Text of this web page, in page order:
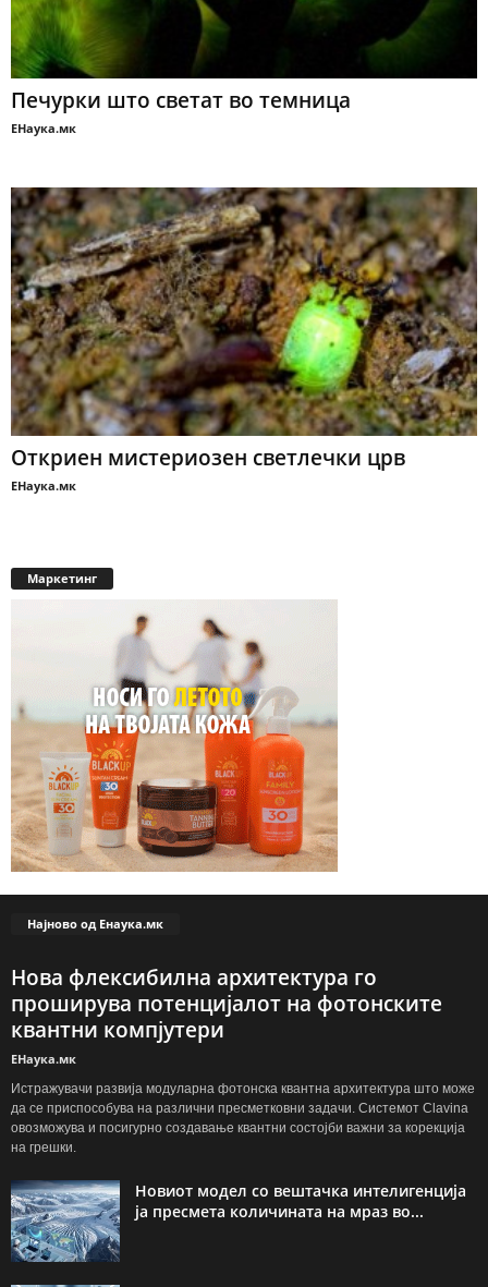
Печурки што светат во темница
ЕНаука.мк
Откриен мистериозен светлечки црв
ЕНаука.мк
Маркетинг
Најново од Енаука.мк
Нова флексибилна архитектура го
проширува потенцијалот на фотонските
квантни компјутери
ЕНаука.мк
Истражувачи развија модуларна фотонска квантна архитектура што може
да се приспособува на различни пресметковни задачи. Системот Clavina
овозможува и посигурно создавање квантни состојби важни за корекција
на грешки.
Новиот модел со вештачка интелигенција
ја пресмета количината на мраз во...